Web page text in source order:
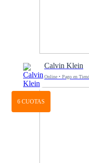
Calvin Klein
Online • Pago en
6 CUOTAS